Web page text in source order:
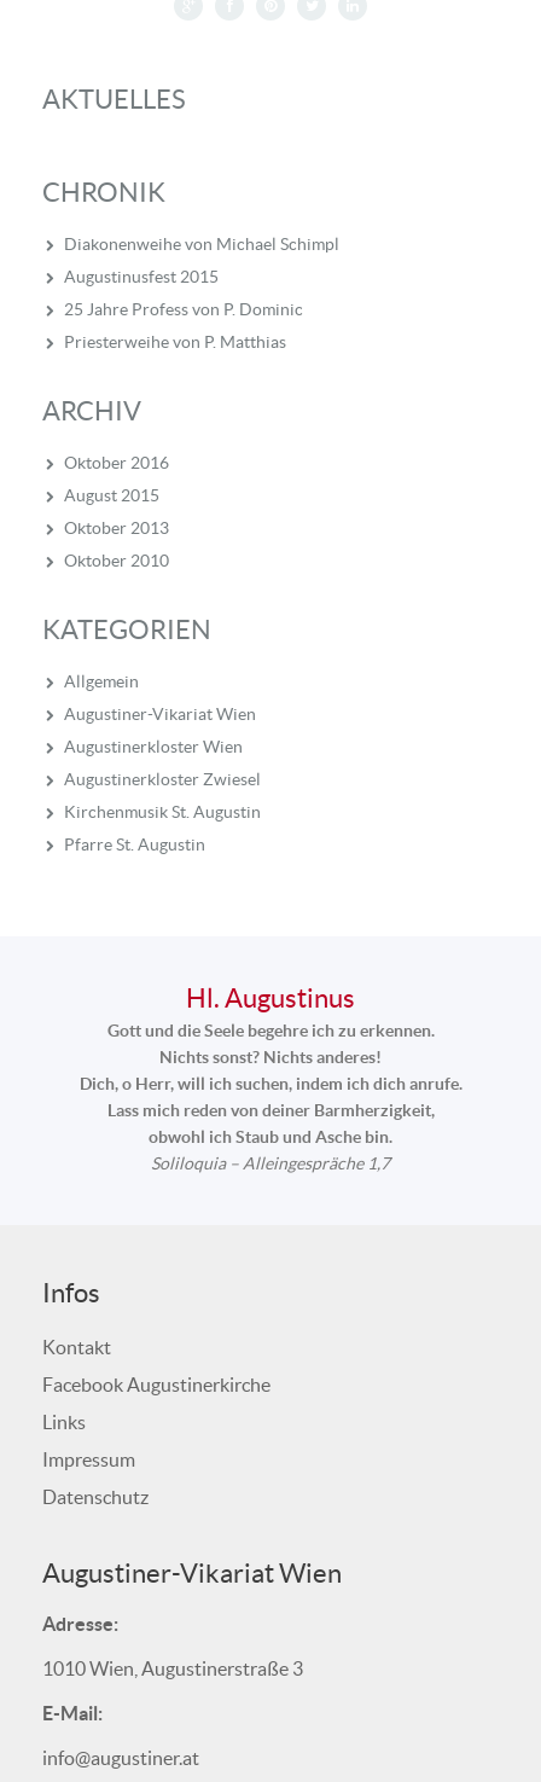
AKTUELLES
CHRONIK
Diakonenweihe von Michael Schimpl
Augustinusfest 2015
25 Jahre Profess von P. Dominic
Priesterweihe von P. Matthias
ARCHIV
Oktober 2016
August 2015
Oktober 2013
Oktober 2010
KATEGORIEN
Allgemein
Augustiner-Vikariat Wien
Augustinerkloster Wien
Augustinerkloster Zwiesel
Kirchenmusik St. Augustin
Pfarre St. Augustin
Hl. Augustinus
Gott und die Seele begehre ich zu erkennen.
Nichts sonst? Nichts anderes!
Dich, o Herr, will ich suchen, indem ich dich anrufe.
Lass mich reden von deiner Barmherzigkeit,
obwohl ich Staub und Asche bin.
Soliloquia – Alleingespräche 1,7
Infos
Kontakt
Facebook Augustinerkirche
Links
Impressum
Datenschutz
Augustiner-Vikariat Wien
Adresse:
1010 Wien, Augustinerstraße 3
E-Mail:
info@augustiner.at